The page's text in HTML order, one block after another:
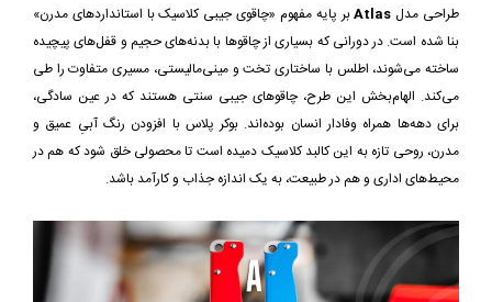
طراحی مدل Atlasبر پایه مفهوم «چاقوی جیبی کلاسیک با استانداردهای مدرن»
بنا شده است. در دورانی که بسیاری از چاقوها با بدنه‎‌های حجیم و قفل‌های پیچیده
ساخته می‌شوند، اطلس با ساختاری تخت و مینی‌مالیستی، مسیری متفاوت را طی
می‌کند. الهام‌بخش این طرح، چاقوهای جیبی سنتی هستند که در عین سادگی،
برای دهه‌ها همراه وفادار انسان بوده‌اند. بوکر پلاس با افزودن رنگ آبیِ عمیق و
مدرن، روحی تازه به این کالبد کلاسیک دمیده است تا محصولی خلق شود که هم در
محیط‌های اداری و هم در طبیعت، به یک اندازه جذاب و کارآمد باشد.